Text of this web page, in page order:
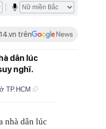
trên
dân lúc
nghĩ.
TP.HCM
nhà dân lúc